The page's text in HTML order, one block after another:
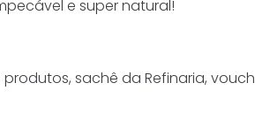
e super natural!
sachê da Refinaria,